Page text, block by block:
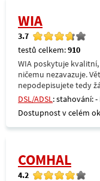
WIA
3.7
testů celkem:910
WIA poskytuje
ničemu nezavazuje.
nepodepisujete tedy
DSL/ADSL: stahování:
Dostupnost v celém
COMHAL
4.2